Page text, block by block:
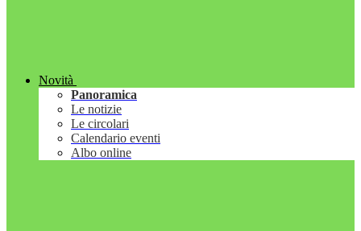
Novità
Panoramica
Le notizie
Le circolari
Calendario eventi
Albo online